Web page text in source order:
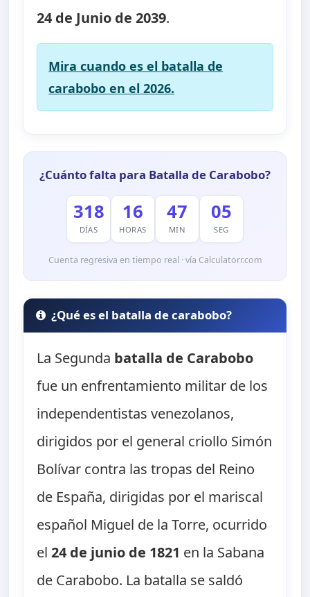
24 de Junio de 2039.
Mira cuando es el batalla de
carabobo en el 2026.
¿Cuánto falta para Batalla de Carabobo?
318
DÍAS
16
HORAS
47
MIN
04
SEG
Cuenta regresiva en tiempo real · vía Calculatorr.com
¿Qué es el batalla de carabobo?
La Segunda batalla de Carabobo
fue un enfrentamiento militar de los
independentistas venezolanos,
dirigidos por el general criollo Simón
Bolívar contra las tropas del Reino
de España, dirigidas por el mariscal
español Miguel de la Torre, ocurrido
el24 de junio de 1821 en la Sabana
de Carabobo. La batalla se saldó